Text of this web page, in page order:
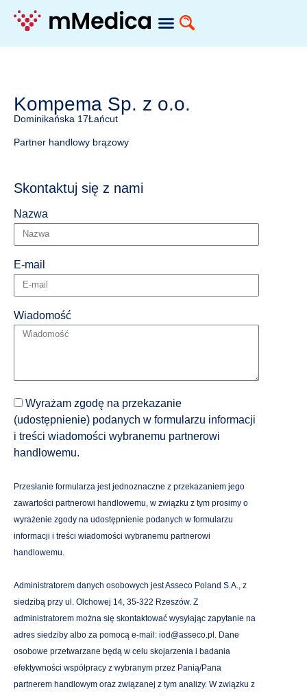
Kompema Sp. z o.o.
Dominikańska 17Łańcut
Partner handlowy brązowy
Skontaktuj się z nami
Nazwa
E-mail
Wiadomość
Wyrażam zgodę na przekazanie
(udostępnienie) podanych w formularzu informacji
i treści wiadomości wybranemu partnerowi
handlowemu.
Przesłanie formularza jest jednoznaczne z przekazaniem jego
zawartości partnerowi handlowemu, w związku z tym prosimy o
wyrażenie zgody na udostępnienie podanych w formularzu
informacji i treści wiadomości wybranemu partnerowi
handlowemu.
Administratorem danych osobowych jest Asseco Poland S.A., z
siedzibą przy ul. Olchowej 14, 35-322 Rzeszów. Z
administratorem można się skontaktować wysyłając zapytanie na
adres siedziby albo za pomocą e-mail: iod@asseco.pl. Dane
osobowe przetwarzane będą w celu skojarzenia i badania
efektywności współpracy z wybranym przez Panią/Pana
partnerem handlowym oraz związanej z tym analizy. W związku z